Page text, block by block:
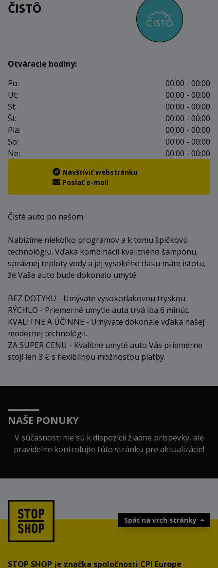
ČISTÔ
Otváracie hodiny:
Po:
00:00 - 00:00
Ut:
00:00 - 00:00
St:
00:00 - 00:00
Št:
00:00 - 00:00
Pia:
00:00 - 00:00
So:
00:00 - 00:00
Ne:
00:00 - 00:00
Navštíviť webstránku
Poslať e-mail
Čisté auto po našom.
Nabízíme niekoľko programov a k tomu špičkovú
technológiu. Vďaka kombinácii kvalitného šampónu,
správnej teploty vody a jej vysokého tlaku máte istotu,
že Vaše auto bude dokonalo umyté.
BEZ DOTYKU - Umývate vysokotlakovou tryskou.
RÝCHLO - Priemerné umytie auta trvá iba 6 minút.
KVALITNE A ÚČINNE - Umývate dokonale vďaka našej
modernej technológii.
ZA SUPER CENU - Kvalitne umyté auto Vás priemerne
stojí len 3 € s flexibilnou možnosťou platby.
NAŠE PONUKY
V súčasnosti nie sú k dispozícii žiadne príspevky, ale
pravidelne kontrolujte túto stránku pre aktualizácie!
Späť na vrch stránky
STOP SHOP je značka spoločnosti CPI Europe